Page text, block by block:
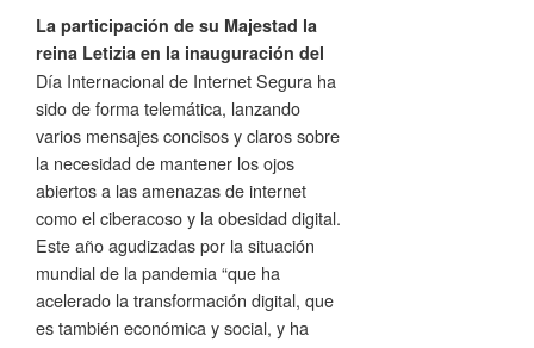
La participación de su Majestad la
reina Letizia en la inauguración del
Día Internacional de Internet Segura ha
sido de forma telemática, lanzando
varios mensajes concisos y claros sobre
la necesidad de mantener los ojos
abiertos a las amenazas de internet
como el ciberacoso y la obesidad digital.
Este año agudizadas por la situación
mundial de la pandemia “que ha
acelerado la transformación digital, que
es también económica y social, y ha